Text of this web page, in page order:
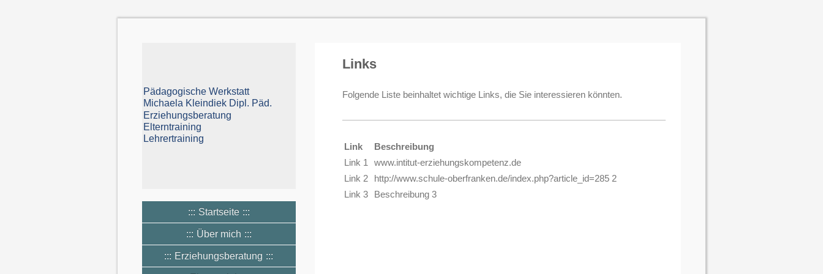
Pädagogische Werkstatt
Michaela Kleindiek Dipl. Päd.
Erziehungsberatung
Elterntraining
Lehrertraining
Startseite
Über mich
Erziehungsberatung
Links
Folgende Liste beinhaltet wichtige Links, die Sie interessieren könnten.
Link
Beschreibung
Link 1
www.intitut-erziehungskompetenz.de
Link 2
http://www.schule-oberfranken.de/index.php?article_id=285 2
Link 3
Beschreibung 3